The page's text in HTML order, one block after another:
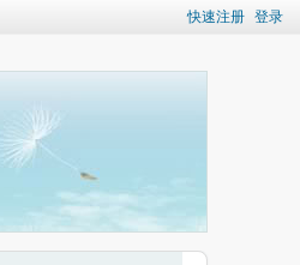
快速注册 登录